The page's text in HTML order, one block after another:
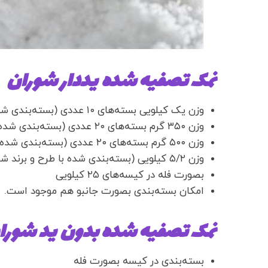
نمک تصفیه شده یددار شوران
وزن یک کیلویی بسته‌های ۱۰ عددی (بسته‌بندی شده با طرح و برند شوران)
وزن ۳۵۰ گرم بسته‌های ۲۰ عددی (بسته‌بندی شده با طرح و برند شوران)
وزن ۵۰۰ گرم بسته‌های ۲۰ عددی (بسته‌بندی شده با طرح و برند شوران)
وزن ۵/۲ کیلویی (بسته‌بندی شده با طرح و برند شوران)
بصورت فله در کیسه‌های ۲۵ کیلویی
امکان بسته‌بندی بصورت جانبو هم موجود است.
نمک تصفیه شده بدون ید
بسته‌بندی در کیسه بصورت فله